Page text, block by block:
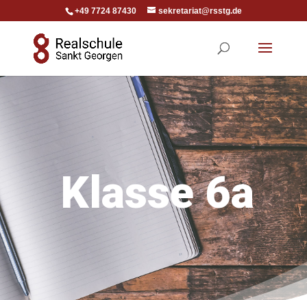
+49 7724 87430 sekretariat@rsstg.de
Klasse 6a